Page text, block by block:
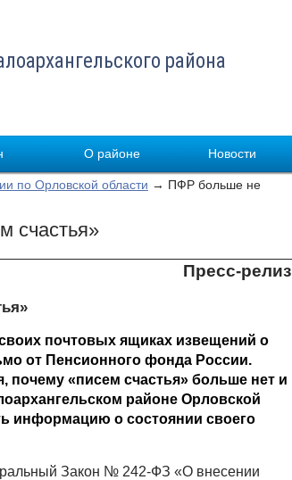
района
О районе Новости
по Орловской области → ПФР больше не
счастья»
Пресс-релиз
почтовых ящиках извещений о
от Пенсионного фонда России.
почему «писем счастья» больше нет и
районе Орловской
информацию о состоянии своего
Закон № 242-ФЗ «О внесении